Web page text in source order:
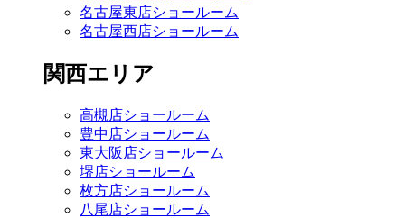
名古屋東店ショールーム
名古屋西店ショールーム
関西エリア
高槻店ショールーム
豊中店ショールーム
東大阪店ショールーム
堺店ショールーム
枚方店ショールーム
八尾店ショールーム